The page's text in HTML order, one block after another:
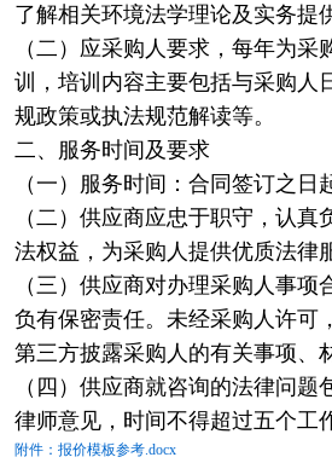
了解相关环境法学理论及实务提
（二）应采购人要求，每年为采
训，培训内容主要包括与采购人
规政策或执法规范解读等。
二、服务时间及要求
（一）服务时间：合同签订之日
（二）供应商应忠于职守，认真
法权益，为采购人提供优质法律
（三）供应商对办理采购人事项
负有保密责任。未经采购人许可
第三方披露采购人的有关事项、
（四）供应商就咨询的法律问题
律师意见，时间不得超过五个工
附件：报价模板参考.docx